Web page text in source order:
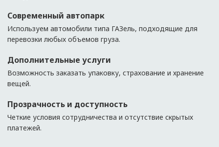
Современный автопарк
Используем автомобили типа ГАЗель, подходящие для
перевозки любых объемов груза.
Дополнительные услуги
Возможность заказать упаковку, страхование и хранение
вещей.
Прозрачность и доступность
Четкие условия сотрудничества и отсутствие скрытых
платежей.